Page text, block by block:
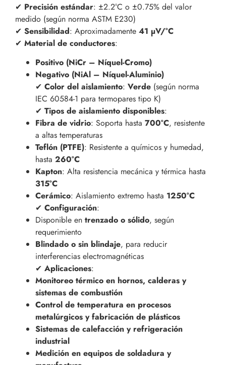
✔ Precisión estándar: ±2.2°C o ±0.75% del valor
medido (según norma ASTM E230)
✔ Sensibilidad: Aproximadamente 41 µV/°C
✔ Material de conductores:
Positivo (NiCr – Níquel-Cromo)
Negativo (NiAl – Níquel-Aluminio)
✔ Color del aislamiento: Verde (según norma
IEC 60584-1 para termopares tipo K)
✔ Tipos de aislamiento disponibles:
Fibra de vidrio: Soporta hasta 700°C, resistente
a altas temperaturas
Teflón (PTFE): Resistente a químicos y humedad,
hasta 260°C
Kapton: Alta resistencia mecánica y térmica hasta
315°C
Cerámico: Aislamiento extremo hasta 1250°C
✔ Configuración:
Disponible en trenzado o sólido, según
requerimiento
Blindado o sin blindaje, para reducir
interferencias electromagnéticas
✔ Aplicaciones:
Monitoreo térmico en hornos, calderas y
sistemas de combustión
Control de temperatura en procesos
metalúrgicos y fabricación de plásticos
Sistemas de calefacción y refrigeración
industrial
Medición en equipos de soldadura y